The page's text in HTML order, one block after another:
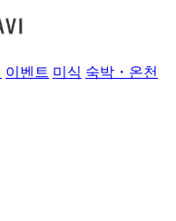
이벤트 미식 숙박・온천